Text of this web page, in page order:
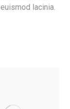
lacinia.